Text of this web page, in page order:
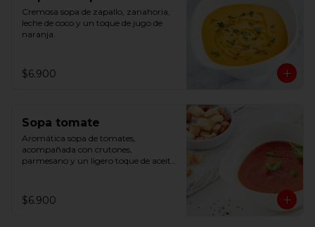
Cremosa sopa de zapallo, zanahoria,
leche de coco y un toque de jugo de
naranja.
$6.900
Sopa tomate
Aromática sopa de tomates,
acompañada con crutones,
parmesano y un ligero toque de aceite
$6.900